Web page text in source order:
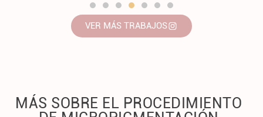
VER MÁS TRABAJOS
MÁS SOBRE EL PROCEDIMIENTO